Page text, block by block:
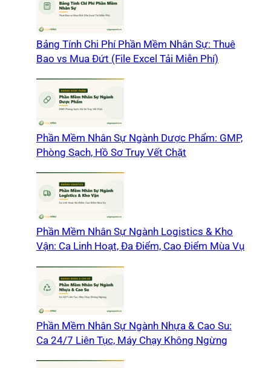
Bảng Tính Chi Phí Phần Mềm Nhân Sự: Thuê
Bao vs Mua Đứt (File Excel Tải Miễn Phí)
Phần Mềm Nhân Sự Ngành Dược Phẩm: GMP,
Phòng Sạch, Hồ Sơ Truy Vết Chặt
Phần Mềm Nhân Sự Ngành Logistics & Kho
Vận: Ca Linh Hoạt, Đa Điểm, Cao Điểm Mùa Vụ
Phần Mềm Nhân Sự Ngành Nhựa & Cao Su:
Ca 24/7 Liên Tục, Máy Chạy Không Ngừng